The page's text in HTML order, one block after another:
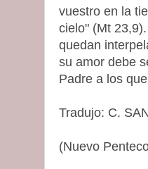
vuestro en la
cielo" (Mt
quedan
su amor debe
Padre a los
Tradujo: C.
(Nuevo